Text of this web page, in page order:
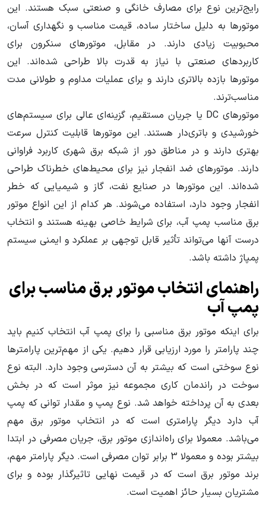
رایج‌ترین نوع برای مصارف خانگی و صنعتی سبک هستند. این
موتورها به دلیل ساختار ساده، قیمت مناسب و نگهداری آسان،
محبوبیت زیادی دارند. در مقابل، موتورهای سنکرون برای
کاربردهای صنعتی با نیاز به قدرت بالا طراحی شده‌اند. این
موتورها بازده بالاتری دارند و برای عملیات مداوم و طولانی مدت
مناسب‌ترند.
موتورهای DC یا جریان مستقیم، گزینه‌ای عالی برای سیستم‌های
خورشیدی و باتری‌دار هستند. این موتورها قابلیت کنترل سرعت
بهتری دارند و در مناطق دور از شبکه برق شهری کاربرد فراوانی
دارند. موتورهای ضد انفجار نیز برای محیط‌های خطرناک طراحی
شده‌اند. این موتورها در صنایع نفت، گاز و شیمیایی که خطر
انفجار وجود دارد، استفاده می‌شوند. هر کدام از این انواع موتور
برق مناسب پمپ آب، برای شرایط خاصی بهینه هستند و انتخاب
درست آنها می‌تواند تأثیر قابل توجهی بر عملکرد و ایمنی سیستم
پمپاژ داشته باشد.
راهنمای انتخاب موتور برق مناسب برای
پمپ آب
برای اینکه موتور برق مناسبی را برای پمپ آب انتخاب کنیم باید
چند پارامتر را مورد ارزیابی قرار دهیم. یکی از مهم‌ترین پارامترها
نوع سوختی است که بیشتر به آن دسترسی وجود دارد. البته نوع
سوخت در راندمان کاری مجموعه نیز موثر است که در بخش
بعدی به آن پرداخته خواهد شد. نوع پمپ و مقدار توانی که پمپ
آب دارد دیگر پارامتری است که در انتخاب موتور برق مهم
می‌باشد. معمولا برای راه‌اندازی موتور برق، جریان مصرفی در ابتدا
بیشتر بوده و معمولا 3 برابر توان مصرفی است. دیگر پارامتر مهم،
برند موتور برق است که در قیمت نهایی تاثیرگذار بوده و برای
مشتریان بسیار حائز اهمیت است.